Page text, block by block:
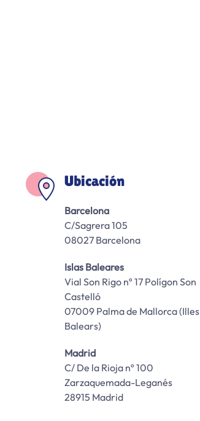
Ubicación
Barcelona
C/Sagrera 105
08027 Barcelona
Islas Baleares
Vial Son Rigo nº 17 Polígon Son
Castelló
07009 Palma de Mallorca (Illes
Balears)
Madrid
C/ De la Rioja nº 100
Zarzaquemada-Leganés
28915 Madrid